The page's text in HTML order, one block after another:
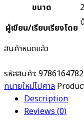
ขนาด
ผู้เขียน/เรียบเรียงโดย
สินค้าหมดแล้ว
รหัสสินค้า:
ทนายใหม่ไปศาล
Description
Reviews (0)